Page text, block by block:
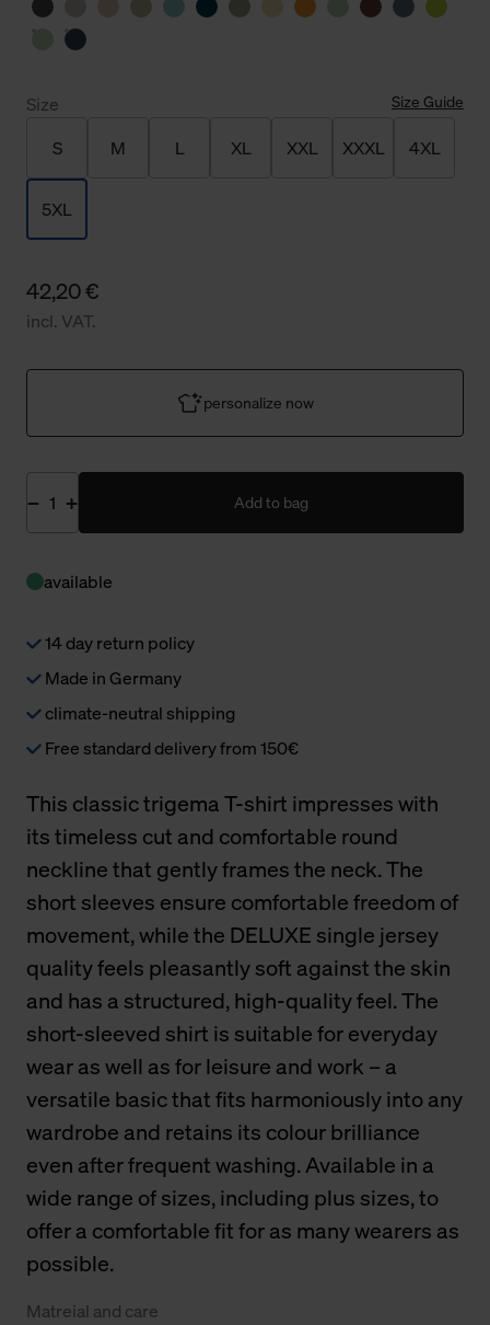
Size Size Guide
S M L XL XXL XXXL 4XL
5XL
42,20 €
incl. VAT.
personalize now
Add to bag
available
14 day return policy
Made in Germany
climate-neutral shipping
Free standard delivery from 150€
This classic trigema T-shirt impresses with
its timeless cut and comfortable round
neckline that gently frames the neck. The
short sleeves ensure comfortable freedom of
movement, while the DELUXE single jersey
quality feels pleasantly soft against the skin
and has a structured, high-quality feel. The
short-sleeved shirt is suitable for everyday
wear as well as for leisure and work – a
versatile basic that fits harmoniously into any
wardrobe and retains its colour brilliance
even after frequent washing. Available in a
wide range of sizes, including plus sizes, to
offer a comfortable fit for as many wearers as
possible.
Matreial and care